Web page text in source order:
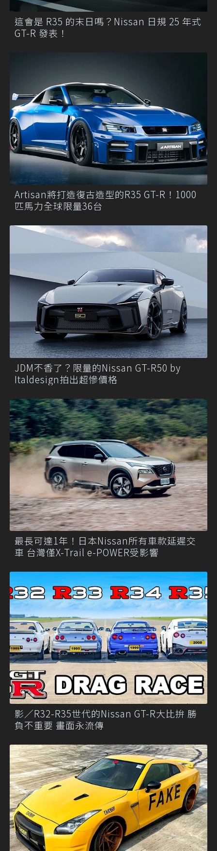
這會是 R35 的末日嗎？Nissan 日規 25 年式
GT-R 發表！
Artisan將打造復古造型的R35 GT-R！1000
匹馬力全球限量36台
JDM不香了？限量的Nissan GT-R50 by
Italdesign拍出超慘價格
最長可達1年！日本Nissan所有車款延遲交
車 台灣僅X-Trail e-POWER受影響
影／R32-R35世代的Nissan GT-R大比拚 勝
負不重要 畫面永流傳